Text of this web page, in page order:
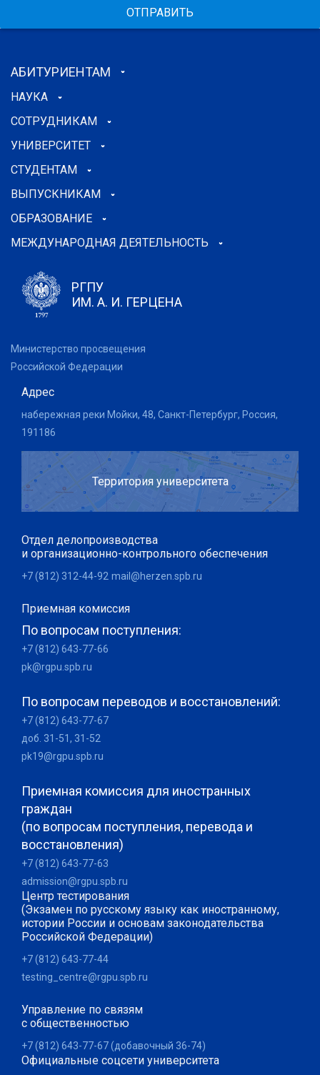
ОТПРАВИТЬ
АБИТУРИЕНТАМ
НАУКА
СОТРУДНИКАМ
УНИВЕРСИТЕТ
СТУДЕНТАМ
ВЫПУСКНИКАМ
ОБРАЗОВАНИЕ
МЕЖДУНАРОДНАЯ ДЕЯТЕЛЬНОСТЬ
РГПУ
ИМ. А. И. ГЕРЦЕНА
Министерство просвещения
Российской Федерации
Адрес
набережная реки Мойки, 48, Санкт-Петербург, Россия,
191186
Территория университета
Отдел делопроизводства
и организационно-контрольного обеспечения
+7 (812) 312-44-92 mail@herzen.spb.ru
Приемная комиссия
По вопросам поступления:
+7 (812) 643-77-66
pk@rgpu.spb.ru
По вопросам переводов и восстановлений:
+7 (812) 643-77-67
доб. 31-51, 31-52
pk19@rgpu.spb.ru
Приемная комиссия для иностранных
граждан
(по вопросам поступления, перевода и
восстановления)
+7 (812) 643-77-63
admission@rgpu.spb.ru
Центр тестирования
(Экзамен по русскому языку как иностранному,
истории России и основам законодательства
Российской Федерации)
+7 (812) 643-77-44
testing_centre@rgpu.spb.ru
Управление по связям
с общественностью
+7 (812) 643-77-67 (добавочный 36-74)
Официальные соцсети университета